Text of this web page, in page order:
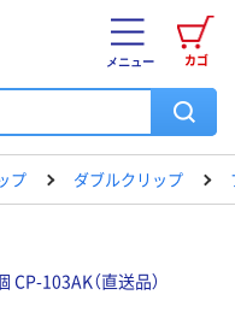
カゴ
メニュー
プ ダブルクリップ
103AK（直送品）